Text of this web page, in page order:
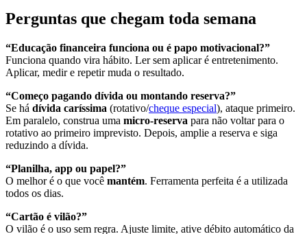
Perguntas que chegam toda semana
“Educação financeira funciona ou é papo motivacional?”
Funciona quando vira hábito. Ler sem aplicar é entretenimento.
Aplicar, medir e repetir muda o resultado.
“Começo pagando dívida ou montando reserva?”
Se há dívida caríssima (rotativo/cheque especial), ataque primeiro.
Em paralelo, construa uma micro-reserva para não voltar para o
rotativo ao primeiro imprevisto. Depois, amplie a reserva e siga
reduzindo a dívida.
“Planilha, app ou papel?”
O melhor é o que você mantém. Ferramenta perfeita é a utilizada
todos os dias.
“Cartão é vilão?”
O vilão é o uso sem regra. Ajuste limite, ative débito automático da